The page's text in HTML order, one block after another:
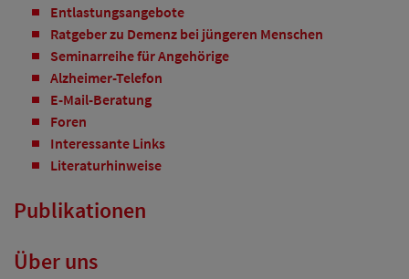
Entlastungsangebote
Ratgeber zu Demenz bei jüngeren Menschen
Seminarreihe für Angehörige
Alzheimer-Telefon
E-Mail-Beratung
Foren
Interessante Links
Literaturhinweise
Publikationen
Über uns